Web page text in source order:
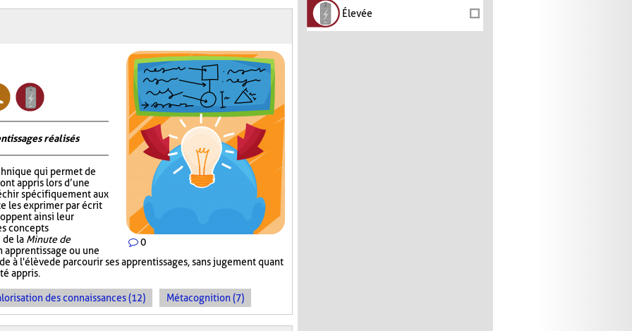
Élevée
0
réalisés
qui permet de
appris lors d’une
spécifiquement aux
les exprimer par écrit
ainsi leur
concepts
de la Minute de
apprentissage ou une
à l'élève de parcourir ses apprentissages, sans jugement quant
appris.
des connaissances (12) Métacognition (7)